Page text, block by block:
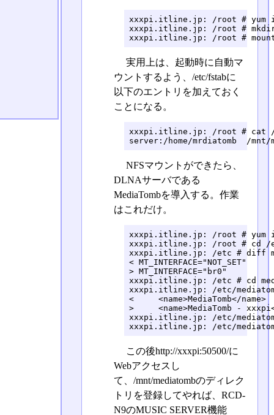
xxxpi.itline.jp: /root #
xxxpi.itline.jp: /root # mkdir /
xxxpi.itline.jp: /root # mount
実用上は、起動時に自動マ
ウントするよう、/etc/fstabに
以下のエントリを加えておく
ことになる。
xxxpi.itline.jp: /root # cat
server:/home/mrdiatomb  /
NFSマウントができたら、
DLNAサーバである
MediaTombを導入する。作業
はこれだけ。
xxxpi.itline.jp: /root # yum
xxxpi.itline.jp: /root # cd /
xxxpi.itline.jp: /etc # diff
< MT_INTERFACE="NOT_SET"
> MT_INTERFACE="br0"
xxxpi.itline.jp: /etc # cd
xxxpi.itline.jp: /etc/
<     <name>MediaTomb</name>
>     <name>MediaTomb -
xxxpi.itline.jp: /etc/
xxxpi.itline.jp: /etc/
この後http://xxxpi:50500/に
Webアクセスし
て、/mnt/mediatombのディレク
トリを登録してやれば、RCD-
N9のMUSIC SERVER機能